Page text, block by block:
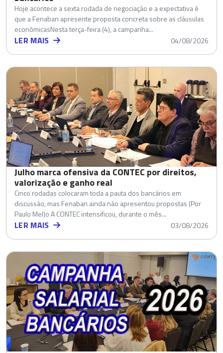
Hoje acontece a sexta rodada de negociação e a expectativa é
que a Fenaban apresente proposta concreta sobre as cláusulas
econômicasNesta terça-feira (4), a campanha...
LER MAIS 04/08/2026
Julho marca ofensiva da CONTEC por direitos,
valorização e ganho real
Cinco rodadas colocaram toda a pauta dos bancários em
discussão, mas Fenaban ainda não apresentou propostas (Por
Paulo Mel)o A CONTEC intensificou, durante o mês...
LER MAIS 03/08/2026